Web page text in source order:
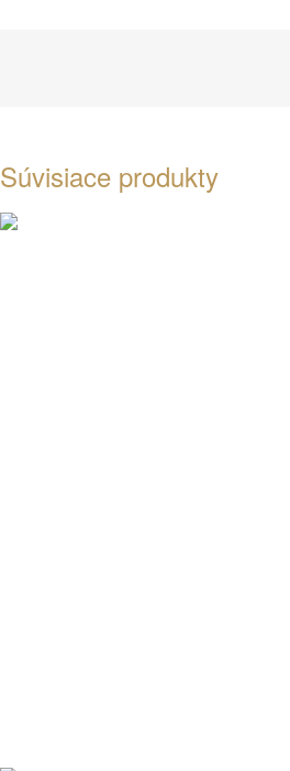
Súvisiace produkty